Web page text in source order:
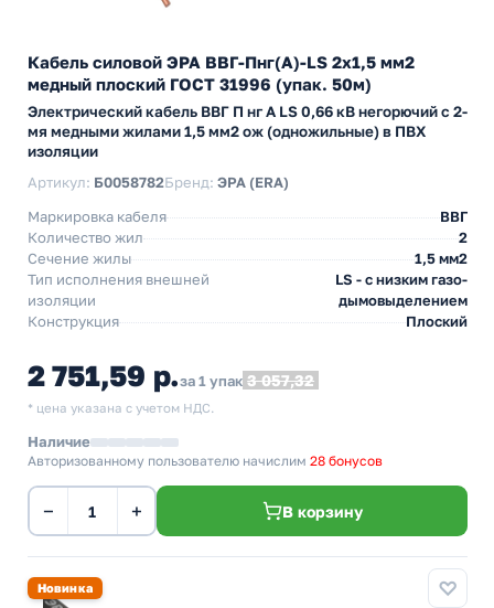
Кабель силовой ЭРА ВВГ-Пнг(А)-LS 2х1,5 мм2
медный плоский ГОСТ 31996 (упак. 50м)
Электрический кабель ВВГ П нг А LS 0,66 кВ негорючий с 2-
мя медными жилами 1,5 мм2 ож (одножильные) в ПВХ
изоляции
Артикул: Б0058782Бренд: ЭРА (ERA)
Маркировка кабеля
ВВГ
Количество жил
2
Сечение жилы
1,5 мм2
Тип исполнения внешней
изоляции
LS - с низким газо-
дымовыделением
Конструкция
Плоский
2 751,59 р.за 1 упак 3 057,32
* цена указана с учетом НДС.
Наличие
Авторизованному пользователю начислим 28 бонусов
− + В корзину
Новинка